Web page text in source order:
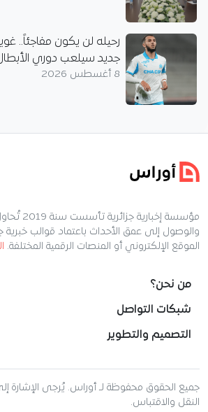
رحيله لن يكون مفاجئاً..
جديد سيلعب دوري
8 أغسطس 2026
مؤسسة
والوصول إلى عمق الأحداث باعتماد قوالب خبرية
الموقع الإلكتروني أو المنصات الرقمية المختلفة.
من نحن؟
شبكات التواصل
التصميم والتطوير
جميع الحقوق محفوظة لـ أوراس. يُرجى الإشارة
النقل والاقتباس.